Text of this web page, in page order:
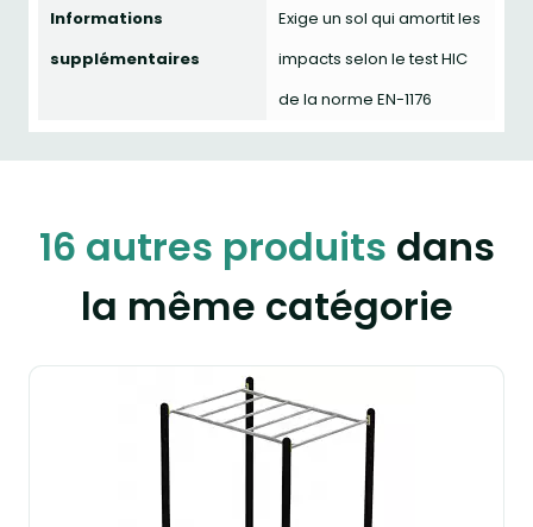
Informations
supplémentaires
Exige un sol qui amortit les
impacts selon le test HIC
de la norme EN-1176
16 autres produits dans
la même catégorie